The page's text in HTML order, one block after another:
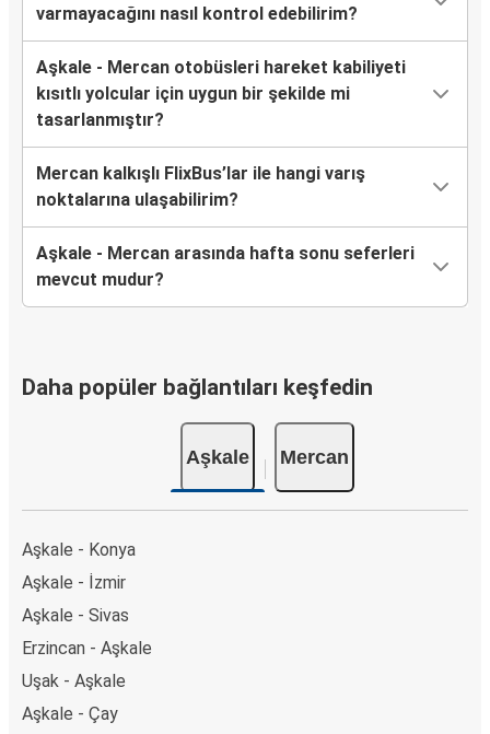
varmayacağını nasıl kontrol edebilirim?
Aşkale - Mercan otobüsleri hareket kabiliyeti
kısıtlı yolcular için uygun bir şekilde mi
tasarlanmıştır?
Mercan kalkışlı FlixBus’lar ile hangi varış
noktalarına ulaşabilirim?
Aşkale - Mercan arasında hafta sonu seferleri
mevcut mudur?
Daha popüler bağlantıları keşfedin
Aşkale Mercan
Aşkale - Konya
Aşkale - İzmir
Aşkale - Sivas
Erzincan - Aşkale
Uşak - Aşkale
Aşkale - Çay